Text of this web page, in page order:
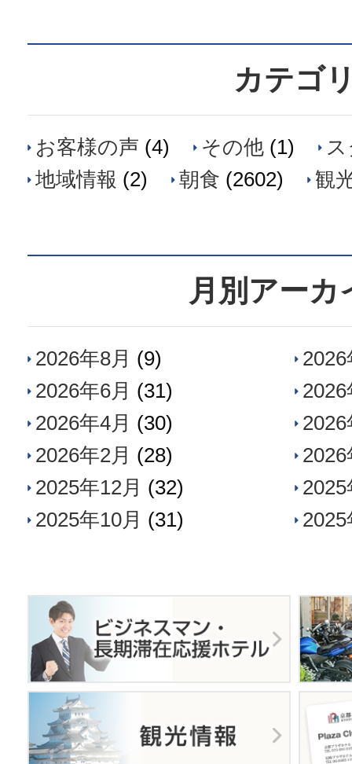
カテゴ
お客様の声 (4) その他 (1)
地域情報 (2) 朝食 (2602) 観
月別アーカ
2026年8月 (9)
2026年6月 (31)
2026年4月 (30)
2026年2月 (28)
2025年12月 (32)
2025年10月 (31)